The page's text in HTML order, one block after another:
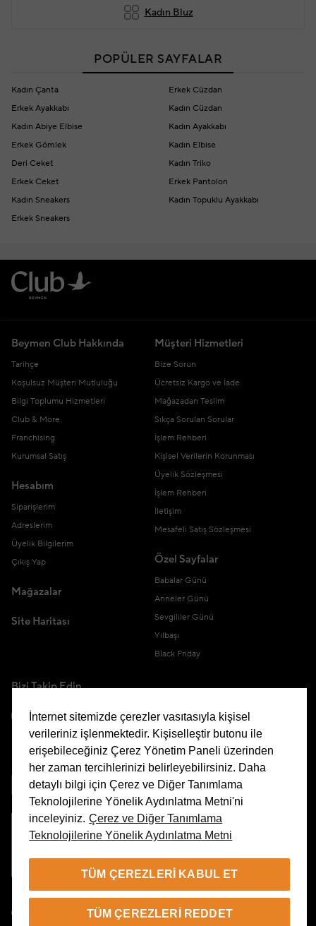
Kadın Bluz
POPÜLER SAYFALAR
Kadın Çanta
Erkek Cüzdan
Erkek Ayakkabı
Kadın Cüzdan
Kadın Abiye Elbise
Kadın Ayakkabı
Erkek Gömlek
Kadın Elbise
Deri Ceket
Kadın Triko
Erkek Ceket
Erkek Pantolon
Kadın Sneakers
Kadın Topuklu Ayakkabı
Erkek Sneakers
Beymen Club Hakkında
Tarihçe
Koşulsuz Müşteri Mutluluğu
Bilgi Toplumu Hizmetleri
Club & More
Franchising
Kurumsal Satış
Hesabım
Siparişlerim
Adreslerim
Üyelik Bilgilerim
Çıkış Yap
Mağazalar
Site Haritası
Müşteri Hizmetleri
Bize Sorun
Ücretsiz Kargo ve İade
Mağazadan Teslim
Sıkça Sorulan Sorular
İşlem Rehberi
Kişisel Verilerin Korunması
Üyelik Sözleşmesi
İşlem Rehberi
İletişim
Mesafeli Satış Sözleşmesi
Özel Sayfalar
Babalar Günü
Anneler Günü
Sevgililer Günü
Yılbaşı
Black Friday
Bizi Takip Edin
Uygulamamızı İndirin
İnternet sitemizde çerezler vasıtasıyla kişisel
verileriniz işlenmektedir. Kişiselleştir butonu ile
erişebileceğiniz Çerez Yönetim Paneli üzerinden
her zaman tercihlerinizi belirleyebilirsiniz. Daha
detaylı bilgi için Çerez ve Diğer Tanımlama
Teknolojilerine Yönelik Aydınlatma Metni'ni
inceleyiniz. Çerez ve Diğer Tanımlama
Teknolojilerine Yönelik Aydınlatma Metni
TÜM ÇEREZLERI KABUL ET
TÜM ÇEREZLERI REDDET